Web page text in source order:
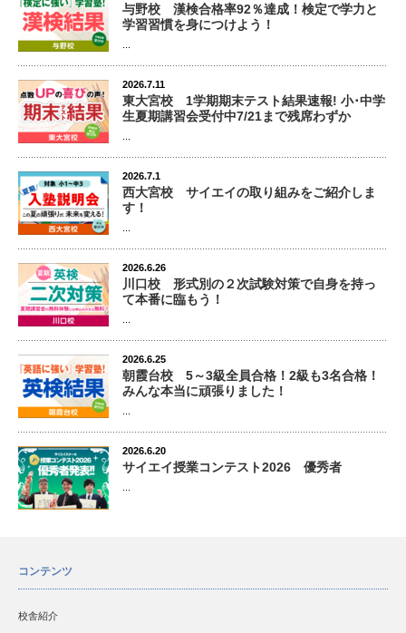
与野校 漢検合格率92％達成！検定で学力と
学習習慣を身につけよう！
2026.7.11
東大宮校 1学期期末テスト結果速報! 小･中学
生夏期講習会受付中7/21まで残席わずか
2026.7.1
西大宮校 サイエイの取り組みをご紹介しま
す！
2026.6.26
川口校 形式別の２次試験対策で自身を持っ
て本番に臨もう！
2026.6.25
朝霞台校 5～3級全員合格！2級も3名合格！
みんな本当に頑張りました！
2026.6.20
サイエイ授業コンテスト2026 優秀者
コンテンツ
校舎紹介